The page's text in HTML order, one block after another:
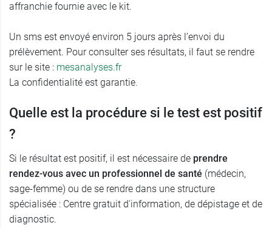
affranchie fournie avec le kit.
Un sms est envoyé environ 5 jours après l’envoi du
prélèvement. Pour consulter ses résultats, il faut se rendre
sur le site : mesanalyses.fr
La confidentialité est garantie.
Quelle est la procédure si le test est positif
?
Si le résultat est positif, il est nécessaire de prendre
rendez-vous avec un professionnel de santé (médecin,
sage-femme) ou de se rendre dans une structure
spécialisée : Centre gratuit d'information, de dépistage et de
diagnostic.